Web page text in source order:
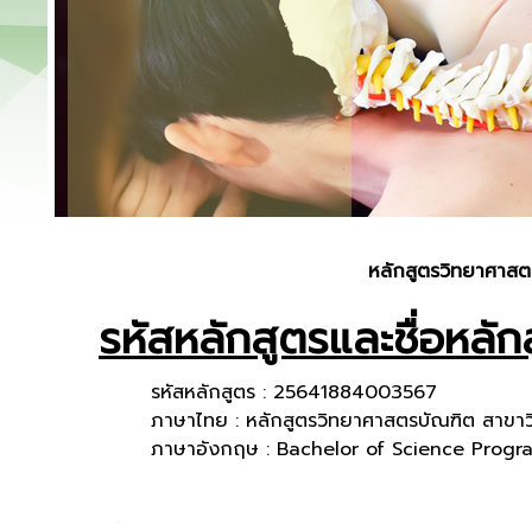
หลักสูตรวิทยาศาส
รหัสหลักสูตรและชื่อหลั
รหัสหลักสูตร : 25641884003567
ภาษาไทย : หลักสูตรวิทยาศาสตรบัณฑิต สาขา
ภาษาอังกฤษ : Bachelor of Science